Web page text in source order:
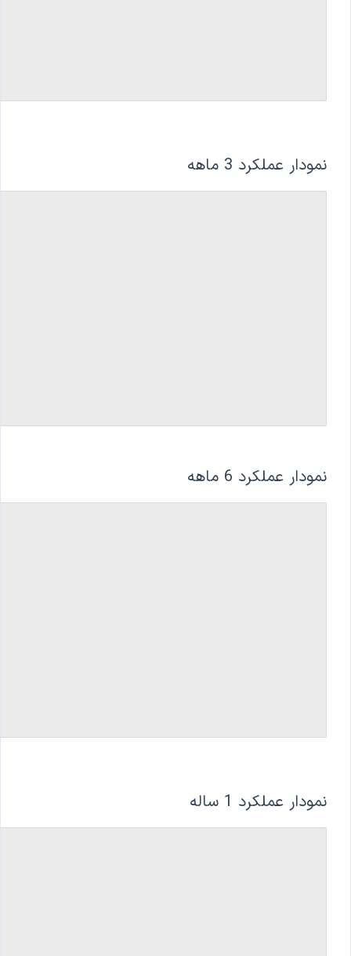
نمودار عملکرد 3 ماهه
نمودار عملکرد 6 ماهه
نمودار عملکرد 1 ساله